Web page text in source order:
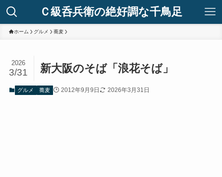
Ｃ級呑兵衛の絶好調な千鳥足
ホーム グルメ 蕎麦
新大阪のそば「浪花そば」
2026
3/31
グルメ 蕎麦 2012年9月9日 2026年3月31日